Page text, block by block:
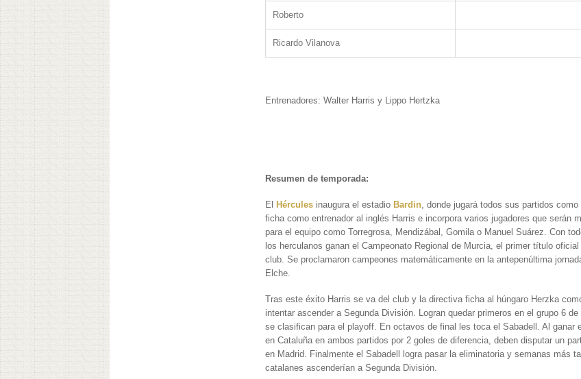
Roberto
Ricardo Vilanova
Entrenadores: Walter Harris y Lippo Hertzka
Resumen de temporada:
El Hércules inaugura el estadio Bardin, donde jugará todos sus partidos
ficha como entrenador al inglés Harris e incorpora varios jugadores que serán
para el equipo como Torregrosa, Mendizábal, Gomila o Manuel Suárez. Con
los herculanos ganan el Campeonato Regional de Murcia, el primer título oficial
club. Se proclamaron campeones matemáticamente en la antepenúltima
Elche.
Tras este éxito Harris se va del club y la directiva ficha al húngaro Herzka
intentar ascender a Segunda División. Logran quedar primeros en el grupo 6
se clasifican para el playoff. En octavos de final les toca el Sabadell. Al ganar
en Cataluña en ambos partidos por 2 goles de diferencia, deben disputar un
en Madrid. Finalmente el Sabadell logra pasar la eliminatoria y semanas más
catalanes ascenderían a Segunda División.